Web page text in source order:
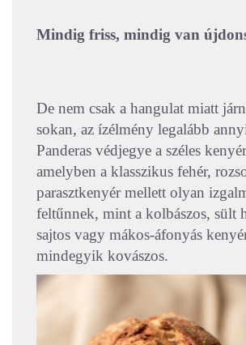
Mindig friss, mindig van
De nem csak a hangulat miatt
sokan, az ízélmény legalább
Panderas védjegye a széles
amelyben a klasszikus fehér,
parasztkenyér mellett olyan
feltűnnek, mint a kolbászos, sült
sajtos vagy mákos-áfonyás
mindegyik kovászos.